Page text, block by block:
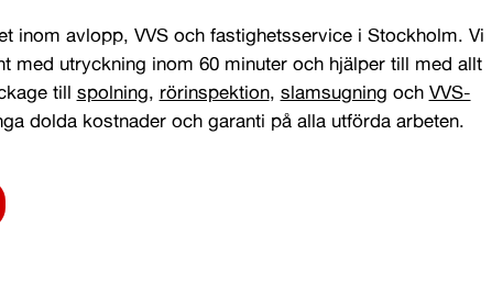
inom avlopp, VVS och fastighetsservice i Stockholm. Vi
med utryckning inom 60 minuter och hjälper till med allt
till spolning, rörinspektion, slamsugning och VVS-
dolda kostnader och garanti på alla utförda arbeten.